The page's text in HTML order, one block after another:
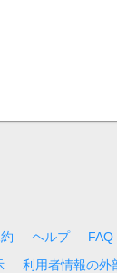
ヘルプ FAQ
利用者情報の外